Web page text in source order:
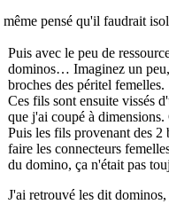
pensé qu'il faudrait
Puis avec le peu de
dominos… Imaginez un peu,
broches des péritel femelles.
Ces fils sont ensuite vissés
que j'ai coupé à
Puis les fils provenant des 2
faire les connecteurs
du domino, ça n'était pas
J'ai retrouvé les dit